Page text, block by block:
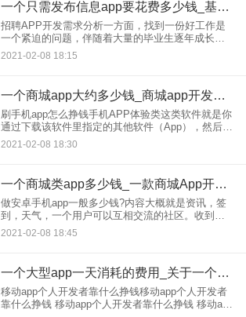
一个只需发布信息app要花费多少钱_基于安卓新闻客户端app开发
招聘APP开发需求分析一方面，找到一份好工作是
一个紧迫的问题，伴随着大量的毕业生逐年成长。
另一方面，随着创业热潮的兴起，市场对人才的需
求也在增加。此时，一个好的招聘课堂APP不仅可
2021-02-08 18:15
一个商城app大约多少钱_商城app开发需求文档
刷手机app怎么挣钱手机APP体验类这类软件就是你
通过下载该软件里指定的其他软件（App），然后打
开下载好的软件体验3—5分钟，即可获得奖励，并
且这类软件奖励比较高，安卓版的一个任务为
2021-02-08 18:30
一个商城类app多少钱_一款商城App开发周期
做安卓手机app一般多少钱?内容大概就是资讯，签
到，天气，一个用户可以互相交流的社区。收到你
求助，我这样给你解释:首先:做安卓app一般多少
钱，我不清楚你问的目的?是你来开发应用，你想知
2021-02-08 18:45
一个大型app一天消耗的费用_关于一个APP的开发费用清单
移动app个人开发者靠什么挣钱移动app个人开发者
靠什么挣钱 移动app个人开发者靠什么挣钱 移动app